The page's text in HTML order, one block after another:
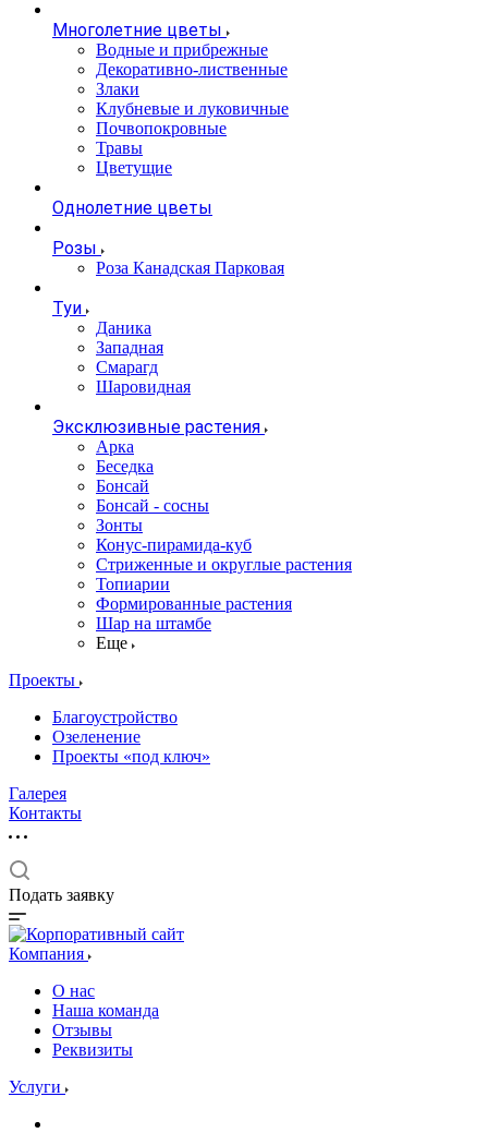
Многолетние цветы
Водные и прибрежные
Декоративно-лиственные
Злаки
Клубневые и луковичные
Почвопокровные
Травы
Цветущие
Однолетние цветы
Розы
Роза Канадская Парковая
Туи
Даника
Западная
Смарагд
Шаровидная
Эксклюзивные растения
Арка
Беседка
Бонсай
Бонсай - сосны
Зонты
Конус-пирамида-куб
Стриженные и округлые растения
Топиарии
Формированные растения
Шар на штамбе
Еще
Проекты
Благоустройство
Озеленение
Проекты «под ключ»
Галерея
Контакты
Подать заявку
Компания
О нас
Наша команда
Отзывы
Реквизиты
Услуги